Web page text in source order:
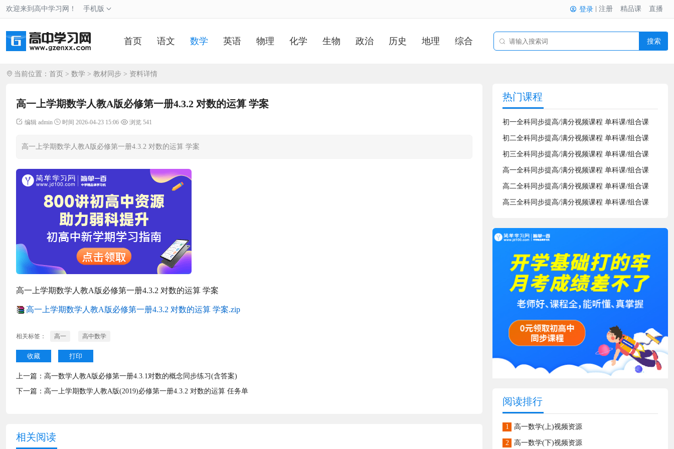
欢迎来到高中学习网！ 手机版 登录 注册 精品课 直播
首页 语文 数学 英语 物理 化学 生物 政治 历史 地理 综合 搜索
当前位置： 首页 > 数学 > 教材同步 > 资料详情
高一上学期数学人教A版必修第一册4.3.2 对数的运算 学案
编辑 admin 时间 2026-04-23 15:06 浏览 541
高一上学期数学人教A版必修第一册4.3.2 对数的运算 学案
高一上学期数学人教A版必修第一册4.3.2 对数的运算 学案
高一上学期数学人教A版必修第一册4.3.2 对数的运算 学案.zip
相关标签： 高一 高中数学
收藏 打印
上一篇： 高一数学人教A版必修第一册4.3.1对数的概念同步练习(含答案)
下一篇： 高一上学期数学人教A版(2019)必修第一册4.3.2 对数的运算 任务单
相关阅读
热门课程
初一全科同步提高/满分视频课程 单科课/组合课
初二全科同步提高/满分视频课程 单科课/组合课
初三全科同步提高/满分视频课程 单科课/组合课
高一全科同步提高/满分视频课程 单科课/组合课
高二全科同步提高/满分视频课程 单科课/组合课
高三全科同步提高/满分视频课程 单科课/组合课
阅读排行
1 高一数学(上)视频资源
2 高一数学(下)视频资源